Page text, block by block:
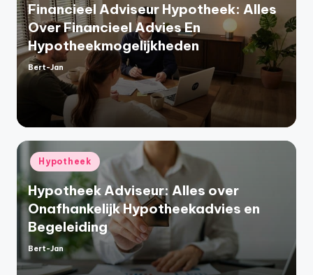
Financieel Adviseur Hypotheek: Alles
Over Financieel Advies En
Hypotheekmogelijkheden
Geplaatst
Bert-Jan
Geplaatst
in
Hypotheek
Hypotheek Adviseur: Alles over
Onafhankelijk Hypotheekadvies en
Begeleiding
Geplaatst
door
Bert-Jan